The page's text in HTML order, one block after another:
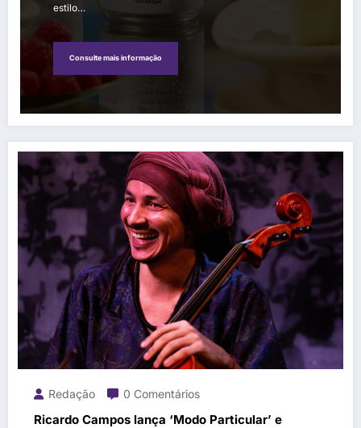
estilo…
Consulte mais informação
Redação 0 Comentários
Ricardo Campos lança ‘Modo Particular’ e